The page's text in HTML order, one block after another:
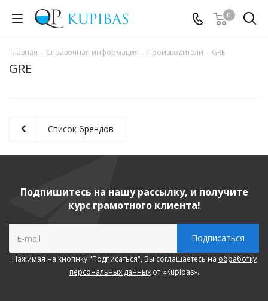
0
Главная - Справочная информация - Производители - GRE
GRE
Список брендов
Подпишитесь на нашу рассылку, и получите
курс грамотного клиента!
Нажимая на кнопнку "Подписаться", Вы соглашаетесь на обработку
персональных данныхот «Kupibas».